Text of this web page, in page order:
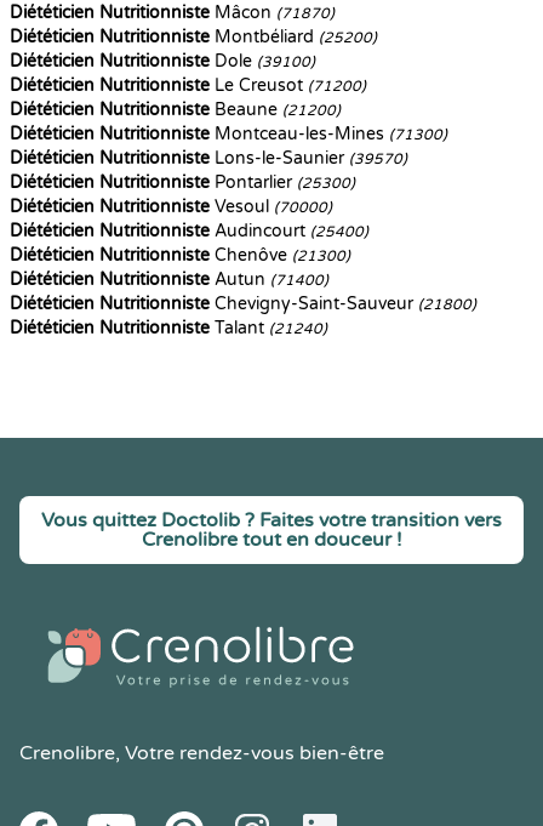
Diététicien Nutritionniste Mâcon (71870)
Diététicien Nutritionniste Montbéliard (25200)
Diététicien Nutritionniste Dole (39100)
Diététicien Nutritionniste Le Creusot (71200)
Diététicien Nutritionniste Beaune (21200)
Diététicien Nutritionniste Montceau-les-Mines (71300)
Diététicien Nutritionniste Lons-le-Saunier (39570)
Diététicien Nutritionniste Pontarlier (25300)
Diététicien Nutritionniste Vesoul (70000)
Diététicien Nutritionniste Audincourt (25400)
Diététicien Nutritionniste Chenôve (21300)
Diététicien Nutritionniste Autun (71400)
Diététicien Nutritionniste Chevigny-Saint-Sauveur (21800)
Diététicien Nutritionniste Talant (21240)
Vous quittez Doctolib ? Faites votre transition vers
Crenolibre tout en douceur !
Crenolibre, Votre rendez-vous bien-être
FacebookYoutube PinteresetInstagramLinkedIn